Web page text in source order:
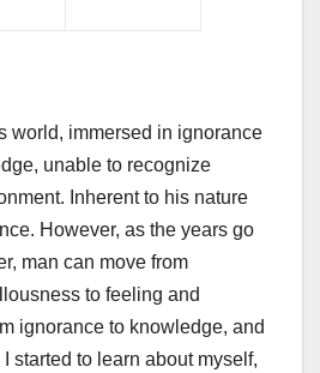
world, immersed in ignorance
unable to recognize
Inherent to his nature
However, as the years go
man can move from
to feeling and
ignorance to knowledge, and
started to learn about myself,